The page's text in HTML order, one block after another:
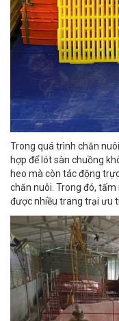
Trong quá trình chăn
hợp để lót sàn chuồng
heo mà còn tác động
chăn nuôi. Trong đó,
được nhiều trang trại ưu